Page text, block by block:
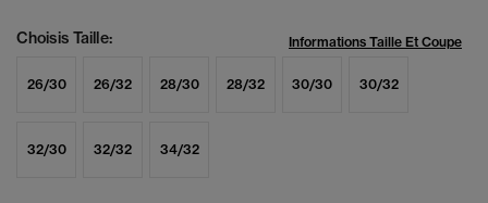
Choisis Taille: Informations Taille Et Coupe
26/30 26/32 28/30 28/32 30/30 30/32
32/30 32/32 34/32